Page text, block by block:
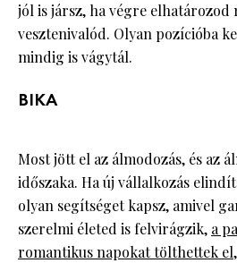
jól is jársz, ha végre elhatározod
vesztenivalód. Olyan pozícióba
mindig is vágytál.
BIKA
Most jött el az álmodozás, és az
időszaka. Ha új vállalkozás
olyan segítséget kapsz, amivel
szerelmi életed is felvirágzik, a
romantikus napokat tölthettek el